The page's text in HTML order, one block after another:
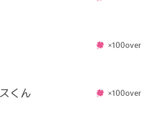
×100over
くん ×100over